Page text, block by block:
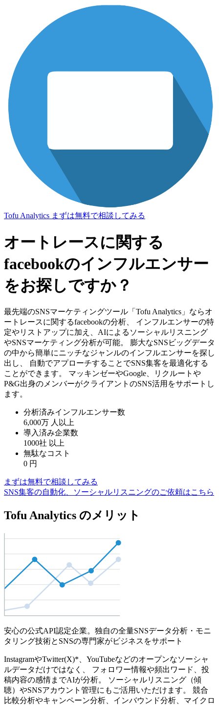
Tofu Analytics まずは無料で相談してみる
オートレースに関する
facebookのインフルエンサー
をお探しですか？
最先端のSNSマーケティングツール「Tofu Analytics」ならオ
ートレースに関するfacebookの分析、 インフルエンサーの特
定やリストアップに加え、AIによるソーシャルリスニング
やSNSマーケティング分析が可能。 膨大なSNSビッグデータ
の中から簡単にニッチなジャンルのインフルエンサーを探し
出し、 自動でアプローチすることでSNS集客を最適化する
ことができます。 マッキンゼーやGoogle、リクルートや
P&G出身のメンバーがクライアントのSNS活用をサポートし
ます。
分析済みインフルエンサー数
6,000万 人以上
導入済み企業数
1000社 以上
無駄なコスト
0 円
まずは無料で相談してみる
SNS集客の自動化、ソーシャルリスニングのご依頼はこちら
Tofu Analytics のメリット
安心の公式API認定企業。独自の全量SNSデータ分析・モニ
タリング技術とSNSの専門家がビジネスをサポート
InstagramやTwitter(X)*、YouTubeなどのオープンなソーシャ
ルデータだけではなく、 フォロワー情報や頻出ワード、投
稿内容の感情までAIが分析。 ソーシャルリスニング（傾
聴）やSNSアカウント管理にもご活用いただけます。 競合
比較分析やキャンペーン分析、インバウンド分析、マイクロ